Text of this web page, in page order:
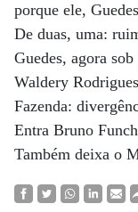
porque ele,
De duas, uma:
Guedes, agora
Waldery
Fazenda:
Entra Bruno
Também deixa o